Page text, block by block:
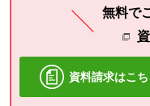
無料で
資料請求はこち